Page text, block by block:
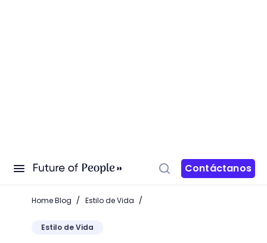
Contáctanos
Home Blog / Estilo de Vida /
Estilo de Vida